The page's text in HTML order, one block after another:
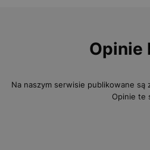
Opinie
Na naszym serwisie publikowane
Opinie te